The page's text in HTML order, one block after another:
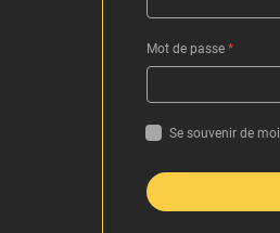
Mot de passe *
Se souvenir de moi